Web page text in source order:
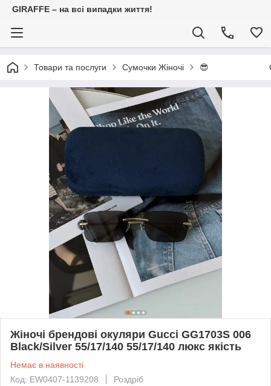
GIRAFFE – на всі випадки життя!
Товари та послуги Сумочки Жіночі 😎
Жіночі брендові окуляри Gucci GG1703S 006
Black/Silver 55/17/140 55/17/140 люкс якість
Немає в наявності
Код: EW0407-1139208
Роздріб